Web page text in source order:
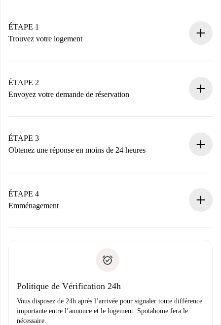
ÉTAPE 1
Trouvez votre logement
Vous disposez à l’avance de toutes les informations
nécessaires.
ÉTAPE 2
Envoyez votre demande de réservation
Nous ne vous facturerons rien tant que le propriétaire
n’aura pas accepté.
ÉTAPE 3
Obtenez une réponse en moins de 24 heures
contact avec le propriétaire.
Si refusé : aucun prélèvement et nous vous proposerons
Justificatif de solvabilité
ÉTAPE 4
Emménagement
uniquement si aucun problème n'est signalé.
Politique de Vérification 24h
Vous disposez de 24h après l’arrivée pour signaler toute différence
importante entre l’annonce et le logement. Spotahome fera le
nécessaire.